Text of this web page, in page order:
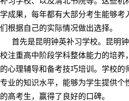
学成果，每年都有大部分考生能够
们根据自己的实际情况做出选择。
首先是昆明钟英补习学校。昆明钟
校注重高中阶段学科整体能力的培
的心理辅导和备考技巧培训。学校
专业的知识水平，能够为学生提供
的高考生，赢得了良好的口碑。